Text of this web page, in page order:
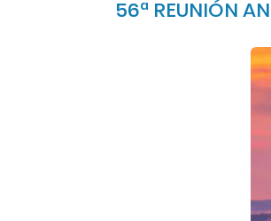
56ª REUNIÓN